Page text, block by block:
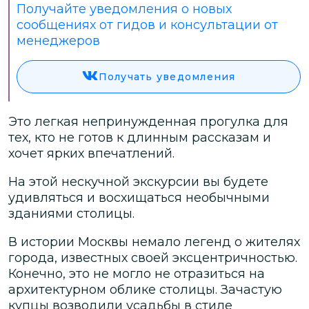
Получайте уведомления о новых
сообщениях от гидов и консультации от
менеджеров
Получать уведомления
Это легкая непринужденная прогулка для
тех, кто не готов к длинным рассказам и
хочет ярких впечатлений.
На этой нескучной экскурсии вы будете
удивляться и восхищаться необычными
зданиями столицы.
В истории Москвы немало легенд о жителях
города, известных своей эксцентричностью.
Конечно, это не могло не отразиться на
архитектурном облике столицы. Зачастую
купцы возводили усадьбы в стиле